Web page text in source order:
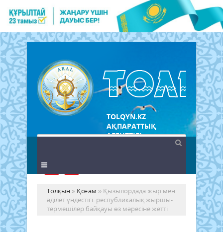
TOLQYN.KZ
АҚПАРАТТЫҚ
АГЕНТТІГІ
Толқын » Қоғам » Қызылордада жыр мен
әділет үндестігі: республикалық жыршы-
термешілер байқауы өз мәресіне жетті